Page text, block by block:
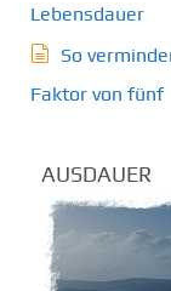
Lebensdauer
So
Faktor von fünf
AUSDAUER